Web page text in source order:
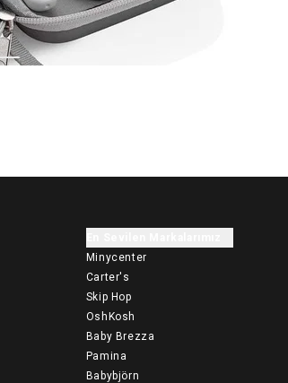
Minycenter
Carter's
Skip Hop
OshKosh
Baby Brezza
Pamina
Babybjörn